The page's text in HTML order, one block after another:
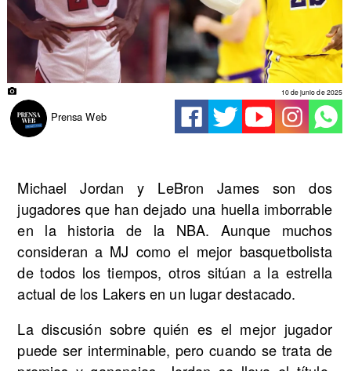
Prensa Web
10 de junio de 2025
Michael Jordan y LeBron James son dos
jugadores que han dejado una huella imborrable
en la historia de la NBA. Aunque muchos
consideran a MJ como el mejor basquetbolista
de todos los tiempos, otros sitúan a la estrella
actual de los Lakers en un lugar destacado.
La discusión sobre quién es el mejor jugador
puede ser interminable, pero cuando se trata de